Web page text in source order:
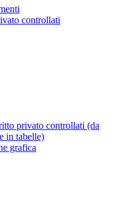
controllati
privato controllati (da
in tabelle)
grafica